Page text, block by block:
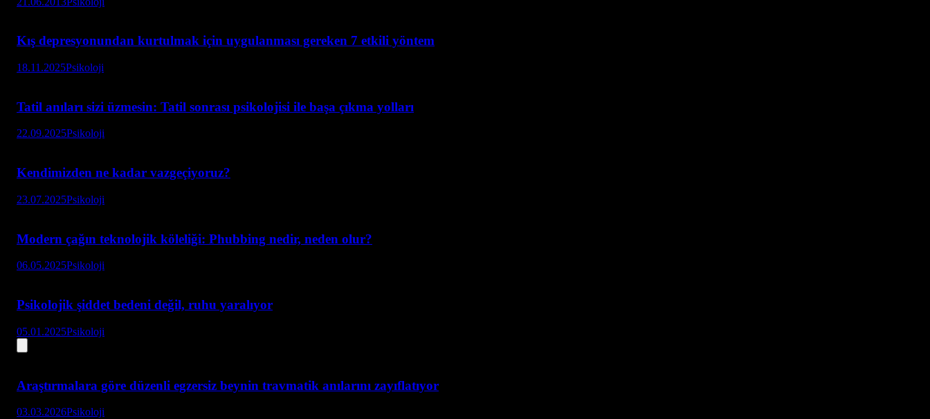
Kış depresyonundan kurtulmak için uygulanması gereken 7 etkili yöntem
18.11.2025Psikoloji
Tatil anıları sizi üzmesin: Tatil sonrası psikolojisi ile başa çıkma yolları
22.09.2025Psikoloji
Kendimizden ne kadar vazgeçiyoruz?
23.07.2025Psikoloji
Modern çağın teknolojik köleliği: Phubbing nedir, neden olur?
06.05.2025Psikoloji
Psikolojik şiddet bedeni değil, ruhu yaralıyor
05.01.2025Psikoloji
Araştırmalara göre düzenli egzersiz beynin travmatik anılarını zayıflatıyor
03.03.2026Psikoloji